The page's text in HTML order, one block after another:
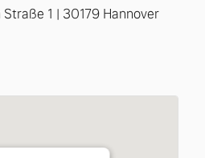
1 | 30179 Hannover